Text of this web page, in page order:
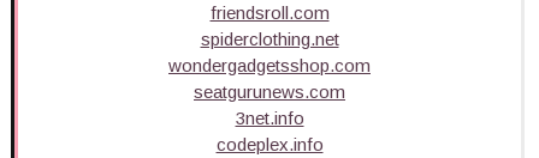
friendsroll.com
spiderclothing.net
wondergadgetsshop.com
seatgurunews.com
3net.info
codeplex.info